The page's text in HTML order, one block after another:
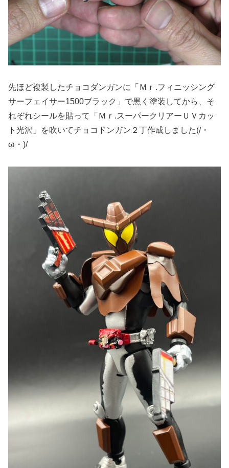
先ほど複製したチョコダンガンに「Ｍｒ.フィニッシング
サーフェイサー1500ブラック」で黒く塗装してから、そ
れぞれシールを貼って「Ｍｒ.スーパークリアーＵＶカッ
ト光沢」を吹いてチョコドンガン２丁作成しました(/・
ω・)/